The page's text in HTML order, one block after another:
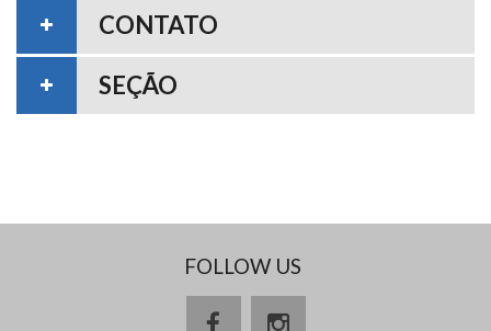
CONTATO
SEÇÃO
FOLLOW US